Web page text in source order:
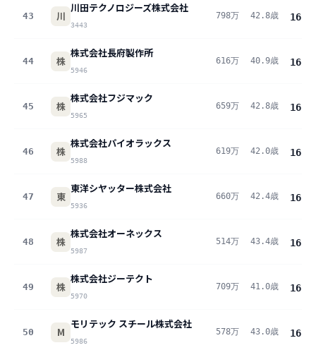
43 川
川田テクノロジーズ株式会社
3443
798万 42.8歳 16.3
44 株
株式会社長府製作所
5946
616万 40.9歳 16.3
45 株
株式会社フジマック
5965
659万 42.8歳 16.3
46 株
株式会社パイオラックス
5988
619万 42.0歳 16.2
47 東
東洋シヤッター株式会社
5936
660万 42.4歳 16.2
48 株
株式会社オーネックス
5987
514万 43.4歳 16.1
49 株
株式会社ジーテクト
5970
709万 41.0歳 16.0
50 M
モリテック スチール株式会社
5986
578万 43.0歳 16.0